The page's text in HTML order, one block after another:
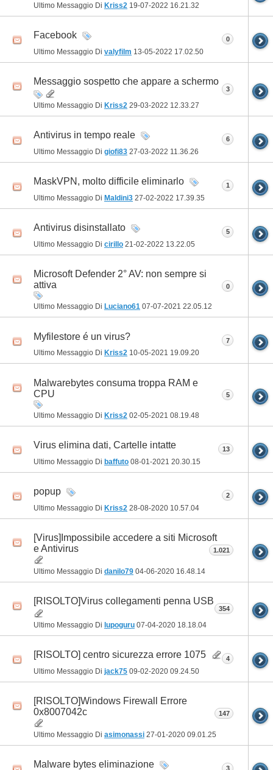
Ultimo Messaggio Di Kriss2 19-07-2022 16.21.32
Facebook
Ultimo Messaggio Di valyfilm 13-05-2022 17.02.50
0
Messaggio sospetto che appare a schermo
Ultimo Messaggio Di Kriss2 29-03-2022 12.33.27
3
Antivirus in tempo reale
Ultimo Messaggio Di giofi83 27-03-2022 11.36.26
6
MaskVPN, molto difficile eliminarlo
Ultimo Messaggio Di Maldini3 27-02-2022 17.39.35
1
Antivirus disinstallato
Ultimo Messaggio Di cirillo 21-02-2022 13.22.05
5
Microsoft Defender 2° AV: non sempre si
attiva
Ultimo Messaggio Di Luciano61 07-07-2021 22.05.12
0
Myfilestore é un virus?
Ultimo Messaggio Di Kriss2 10-05-2021 19.09.20
7
Malwarebytes consuma troppa RAM e
CPU
Ultimo Messaggio Di Kriss2 02-05-2021 08.19.48
5
Virus elimina dati, Cartelle intatte
Ultimo Messaggio Di baffuto 08-01-2021 20.30.15
13
popup
Ultimo Messaggio Di Kriss2 28-08-2020 10.57.04
2
[Virus]Impossibile accedere a siti Microsoft
e Antivirus
Ultimo Messaggio Di danilo79 04-06-2020 16.48.14
1.021
[RISOLTO]Virus collegamenti penna USB
Ultimo Messaggio Di lupoguru 07-04-2020 18.18.04
354
[RISOLTO] centro sicurezza errore 1075
Ultimo Messaggio Di jack75 09-02-2020 09.24.50
4
[RISOLTO]Windows Firewall Errore
0x8007042c
Ultimo Messaggio Di asimonassi 27-01-2020 09.01.25
147
Malware bytes eliminazione 3